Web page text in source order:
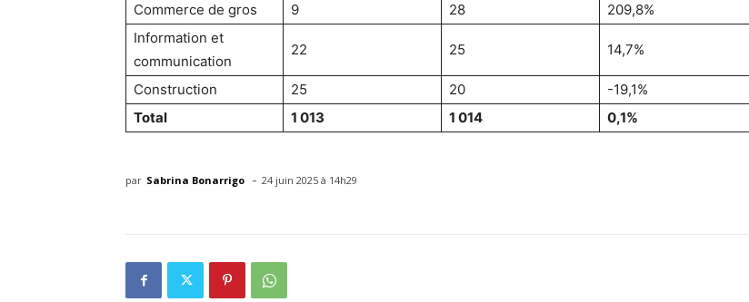
Commerce de gros 9 28
209,8%
Information et
communication
22 25 14,7%
Construction 25 20
-19,1%
Total
1 013 1 014 0,1%
par Sabrina Bonarrigo - 24 juin 2025 à 14h29